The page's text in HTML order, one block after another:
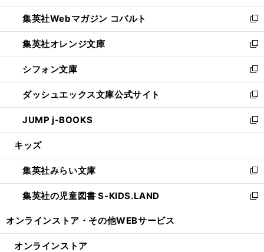
開
く
ウ
で
開
く
ン
ド
ウ
で
開
く
ウ
ィ
ン
ド
ウ
で
開
く
集英社Webマガジン コバルト
新
し
い
ウ
ィ
ン
ド
ウ
で
開
集英社オレンジ文庫
新
し
い
ウ
ィ
ン
ド
ウ
開
く
シフォン文庫
新
し
い
ウ
ィ
ン
ウ
で
開
く
ダッシュエックス文庫公式サイト
新
し
い
ウ
ン
ド
ウ
で
JUMP j-BOOKS
新
し
ウ
ィ
ン
ド
開
キッズ
集英社みらい文庫
新
し
い
ン
集英社の児童図書 S-KIDS.LAND
新
ウ
オンラインストア・ その他WEBサービス
オンラインストア